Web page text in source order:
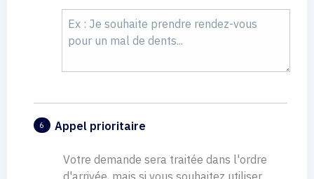
6 Appel prioritaire
Votre demande sera traitée dans l'ordre
d'arrivée, mais si vous souhaitez utiliser